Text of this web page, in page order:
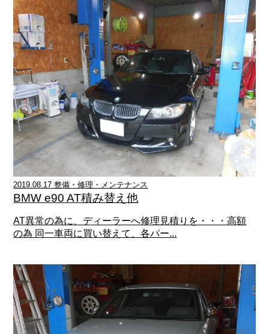
2019.08.17 整備・修理・メンテナンス
BMW e90 AT積み替え他
AT異常の為に、ディーラーへ修理見積りを・・・高額
の為 同一車両に買い替えて、各パー...